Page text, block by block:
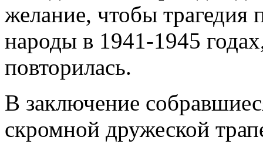
желание, чтобы трагедия
народы в 1941-1945
повторилась.
В заключение
скромной дружеской